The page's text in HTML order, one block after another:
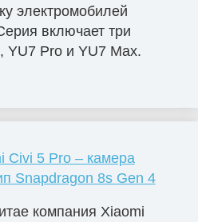
электромобилей
включает три
YU7 Pro и YU7 Max.
Civi 5 Pro – камера
Snapdragon 8s Gen 4
компания Xiaomi